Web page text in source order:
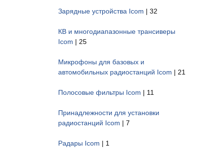
Зарядные устройства Icom | 32
КВ и многодиапазонные трансиверы
Icom | 25
Микрофоны для базовых и
автомобильных радиостанций Icom | 21
Полосовые фильтры Icom | 11
Принадлежности для установки
радиостанций Icom | 7
Радары Icom | 1